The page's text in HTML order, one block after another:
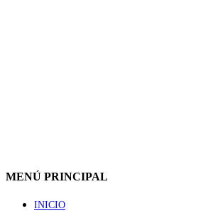
MENÚ PRINCIPAL
INICIO